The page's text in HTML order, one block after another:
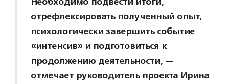
отрефлексировать полученный опыт,
психологически завершить событие
«интенсив» и подготовиться к
продолжению деятельности, —
отмечает руководитель проекта Ирина